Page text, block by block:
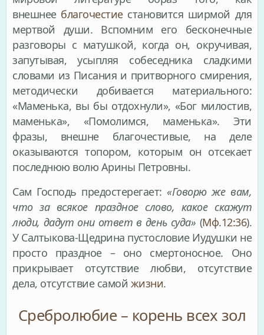
внешнее благочестиестановится ширмой для
мертвой души. Вспомним его бесконечные
разговоры с матушкой, когда он, окручивая,
запутывая, усыпляя собеседника сладкими
словами из Писания и притворного смирения,
методически добивается материального:
«Маменька, вы бы отдохнули», «Бог милостив,
маменька», «Помолимся, маменька». Эти
фразы, внешне благочестивые, на деле
оказываются топором, которым он отсекает
последнюю волю Арины Петровны.
Сам Господь предостерегает: «Говорю же вам,
что за всякое праздное слово, какое скажут
люди, дадут они ответ в день суда» (Мф.12:36).
У Салтыкова-Щедрина пустословие Иудушки не
просто праздное – оно смертоносное. Оно
прикрывает отсутствие любви, отсутствие
дела, отсутствие самой жизни.
Сребролюбие – корень всех зол